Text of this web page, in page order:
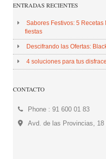
ENTRADAS RECIENTES
Sabores Festivos: 5
fiestas
Descifrando las Ofertas:
4 soluciones para tus
CONTACTO
Phone : 91 600 01 83
Avd. de las Provincias, 18